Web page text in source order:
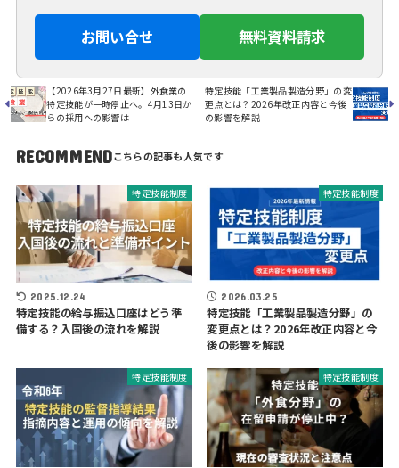
お問い合せ 無料資料請求
【2026年3月27日最新】外食業の
特定技能が一時停止へ。4月13日か
らの採用への影響は
特定技能「工業製品製造分野」の変
更点とは？2026年改正内容と今後
の影響を解説
RECOMMEND
特定技能制度
2025.12.24
特定技能の給与振込口座はどう準
備する？入国後の流れを解説
特定技能制度
2026.03.25
特定技能「工業製品製造分野」の
変更点とは？2026年改正内容と今
後の影響を解説
特定技能制度 特定技能制度